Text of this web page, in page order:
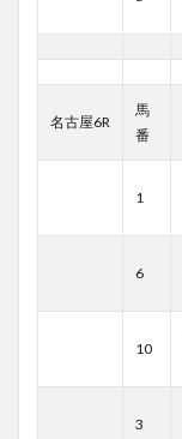
名古屋6R
馬
番
1
6
10
3